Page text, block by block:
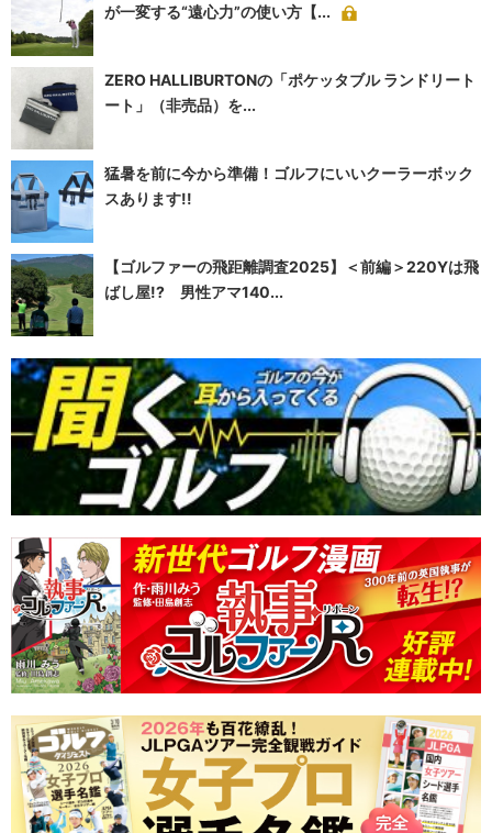
が一変する“遠心力”の使い方【...
ZERO HALLIBURTONの「ポケッタブル ランドリート
ート」（非売品）を...
猛暑を前に今から準備！ゴルフにいいクーラーボック
スあります!!
【ゴルファーの飛距離調査2025】＜前編＞220Yは飛
ばし屋!? 男性アマ140...